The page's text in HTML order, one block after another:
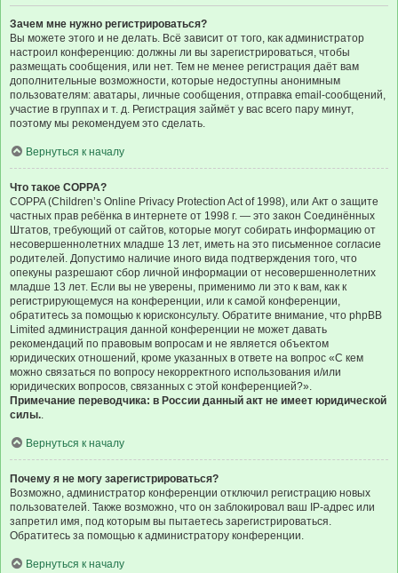
Зачем мне нужно регистрироваться?
Вы можете этого и не делать. Всё зависит от того, как администратор
настроил конференцию: должны ли вы зарегистрироваться, чтобы
размещать сообщения, или нет. Тем не менее регистрация даёт вам
дополнительные возможности, которые недоступны анонимным
пользователям: аватары, личные сообщения, отправка email-сообщений,
участие в группах и т. д. Регистрация займёт у вас всего пару минут,
поэтому мы рекомендуем это сделать.
Вернуться к началу
Что такое COPPA?
COPPA (Children’s Online Privacy Protection Act of 1998), или Акт о защите
частных прав ребёнка в интернете от 1998 г. — это закон Соединённых
Штатов, требующий от сайтов, которые могут собирать информацию от
несовершеннолетних младше 13 лет, иметь на это письменное согласие
родителей. Допустимо наличие иного вида подтверждения того, что
опекуны разрешают сбор личной информации от несовершеннолетних
младше 13 лет. Если вы не уверены, применимо ли это к вам, как к
регистрирующемуся на конференции, или к самой конференции,
обратитесь за помощью к юрисконсульту. Обратите внимание, что phpBB
Limited администрация данной конференции не может давать
рекомендаций по правовым вопросам и не является объектом
юридических отношений, кроме указанных в ответе на вопрос «С кем
можно связаться по вопросу некорректного использования и/или
юридических вопросов, связанных с этой конференцией?».
Примечание переводчика: в России данный акт не имеет юридической
силы..
Вернуться к началу
Почему я не могу зарегистрироваться?
Возможно, администратор конференции отключил регистрацию новых
пользователей. Также возможно, что он заблокировал ваш IP-адрес или
запретил имя, под которым вы пытаетесь зарегистрироваться.
Обратитесь за помощью к администратору конференции.
Вернуться к началу